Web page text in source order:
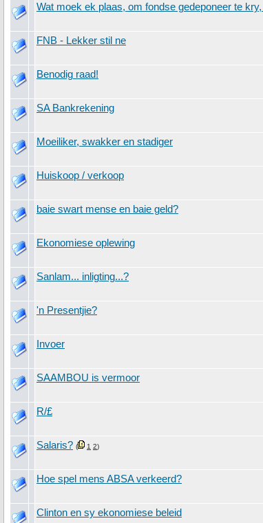
Wat moek ek plaas, om fondse gedeponeer te
FNB - Lekker stil ne
Benodig raad!
SA Bankrekening
Moeiliker, swakker en stadiger
Huiskoop / verkoop
baie swart mense en baie geld?
Ekonomiese oplewing
Sanlam... inligting...?
'n Presentjie?
Invoer
SAAMBOU is vermoor
R/£
Salaris? ( 1 2)
Hoe spel mens ABSA verkeerd?
Clinton en sy ekonomiese beleid